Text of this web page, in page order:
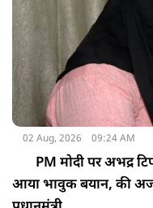
02 Aug, 2026 09:24 AM
PM मोदी पर अभद्र
आया भावुक बयान, की